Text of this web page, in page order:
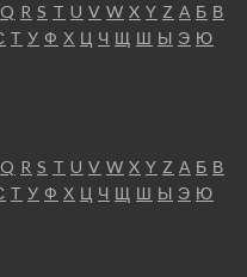
Q R S T U V W X Y Z А Б В
Т У Ф Х Ц Ч Щ Ш Ы Э Ю
Q R S T U V W X Y Z А Б В
Т У Ф Х Ц Ч Щ Ш Ы Э Ю